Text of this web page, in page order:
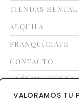
VALORAMOS TU
TIENDAS RENTAL
ALQUILA
FRANQUÍCIATE
CONTACTO
GUÍA DE TALLAS